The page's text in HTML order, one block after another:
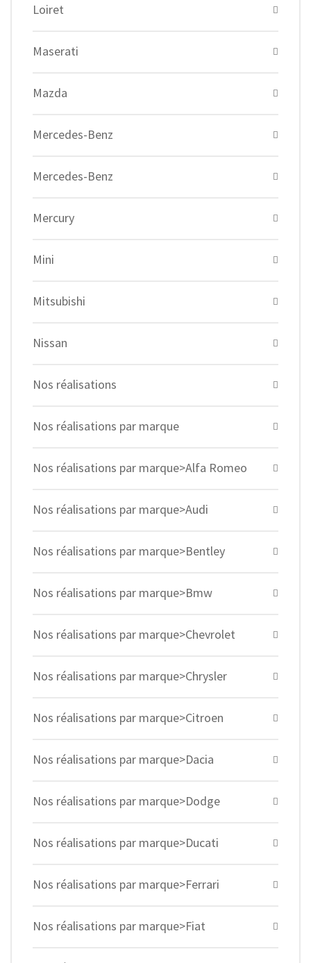
Loiret
Maserati
Mazda
Mercedes-Benz
Mercedes-Benz
Mercury
Mini
Mitsubishi
Nissan
Nos réalisations
Nos réalisations par marque
Nos réalisations par marque>Alfa Romeo
Nos réalisations par marque>Audi
Nos réalisations par marque>Bentley
Nos réalisations par marque>Bmw
Nos réalisations par marque>Chevrolet
Nos réalisations par marque>Chrysler
Nos réalisations par marque>Citroen
Nos réalisations par marque>Dacia
Nos réalisations par marque>Dodge
Nos réalisations par marque>Ducati
Nos réalisations par marque>Ferrari
Nos réalisations par marque>Fiat